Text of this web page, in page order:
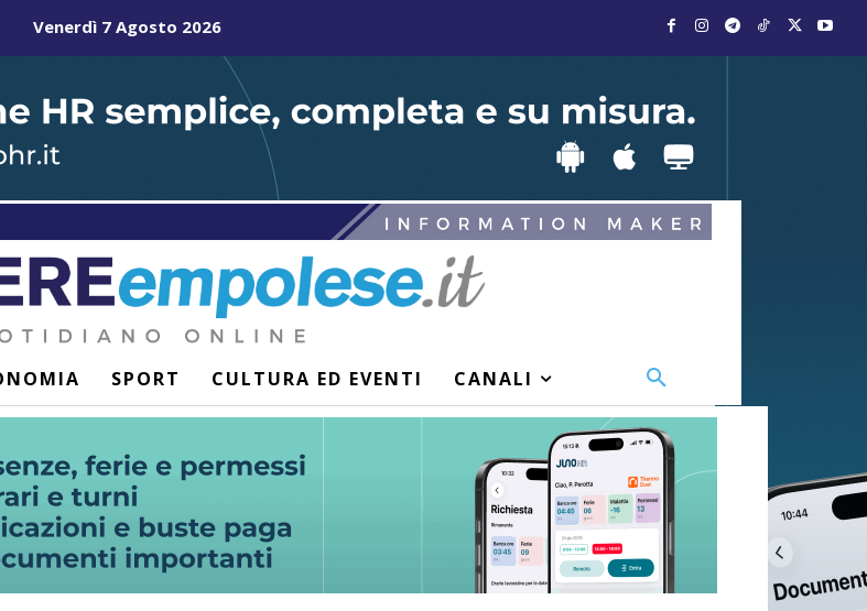
Venerdì 7 Agosto 2026
SPORT CULTURA ED EVENTI CANALI